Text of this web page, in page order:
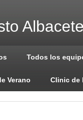
Todos los
Verano Clinic de